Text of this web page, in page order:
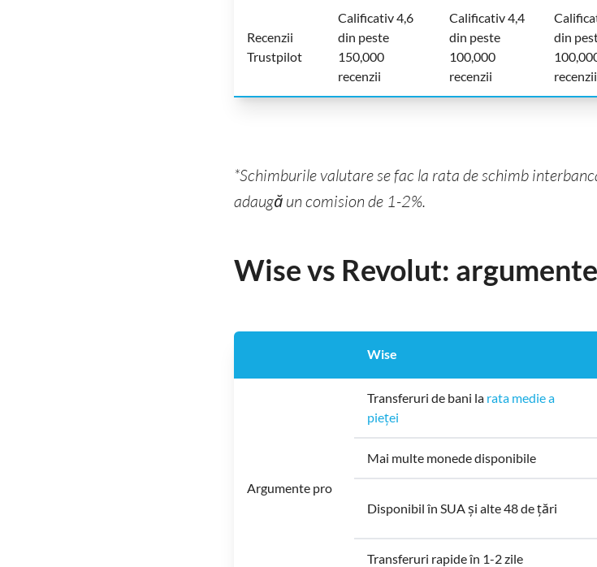
Recenzii
Trustpilot
Calificativ 4,6
din peste
150,000
recenzii
Calificativ 4,4
din peste
100,000
recenzii
din
recenzii
*Schimburile valutare se fac la rata de schimb
adaugă un comision de 1-2%.
Wise vs Revolut:
Wise
Argumente pro
Transferuri de bani la rata medie a
pieței
Mai multe monede disponibile
Disponibil în SUA și alte 48 de țări
Transferuri rapide în 1-2 zile